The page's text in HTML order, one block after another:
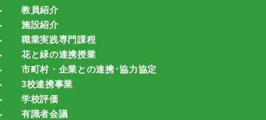
教員紹介
施設紹介
職業実践専門課程
花と緑の連携授業
市町村・企業との連携･協力協定
3校連携事業
学校評価
有識者会議